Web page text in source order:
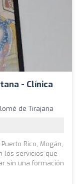
- Clínica
de Tirajana
Rico, Mogán,
los servicios que
sin una formación